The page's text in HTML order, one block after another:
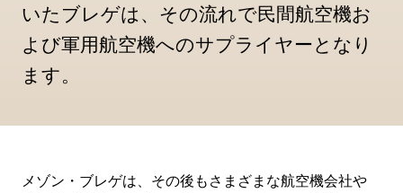
いたブレゲは、その流れで民間航空機お
よび軍用航空機へのサプライヤーとなり
ます。
メゾン・ブレゲは、その後もさまざまな航空機会社や